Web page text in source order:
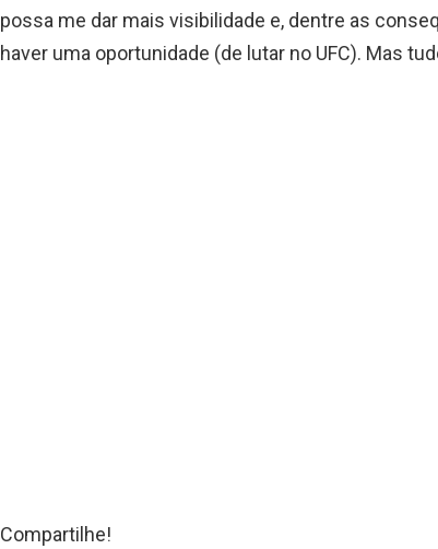
possa me dar mais visibilidade e, dentre as
haver uma oportunidade (de lutar no UFC). Mas
Compartilhe!